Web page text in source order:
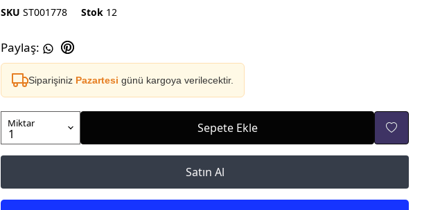
SKU ST001778 Stok 12
Paylaş:
Siparişiniz Pazartesi günü kargoya verilecektir.
Miktar Sepete Ekle
Satın Al